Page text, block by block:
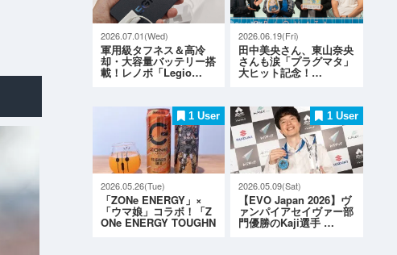
2026.07.01(Wed)
軍用級タフネス＆高冷
却・大容量バッテリー搭
載！レノボ「Legio…
2026.06.19(Fri)
田中美央さん、東山奈央
さんも涙「プラグマタ」
大ヒット記念！…
1 User
2026.05.26(Tue)
「ZONe ENERGY」×
「ウマ娘」コラボ！「Z
ONe ENERGY TOUGHN
1 User
2026.05.09(Sat)
【EVO Japan 2026】ヴ
ァンパイアセイヴァー部
門優勝のKaji選手 …